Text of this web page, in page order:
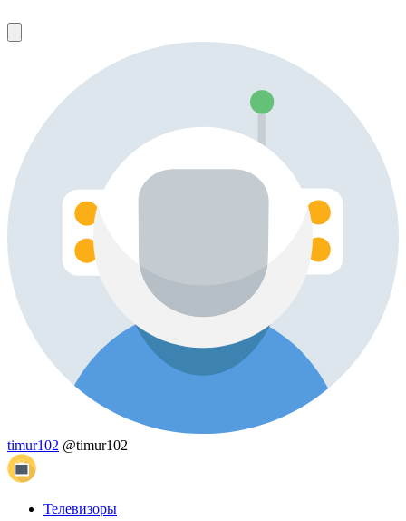
timur102 @timur102
Телевизоры